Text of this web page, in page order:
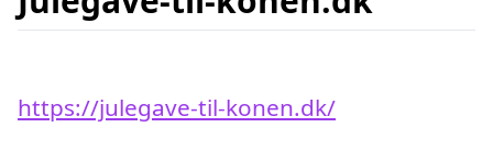
https://julegave-til-konen.dk/